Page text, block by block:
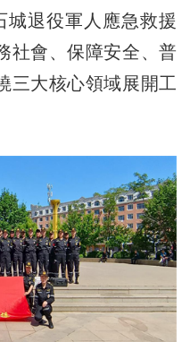
城退役軍人應急救援
社會、保障安全、普
三大核心領域展開工